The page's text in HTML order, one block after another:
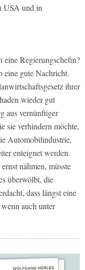
USA und in
eine Regierungschefin?
eine gute Nachricht.
ihrer
wieder gut
aus vernünftiger
sie verhindern möchte,
Automobilindustrie,
enteignet werden.
nähmen, müsste
überwölbt, die
dass längst eine
auch unter